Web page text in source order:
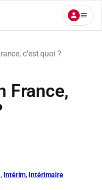
c’est quoi ?
France,
, Intérim, Intérimaire